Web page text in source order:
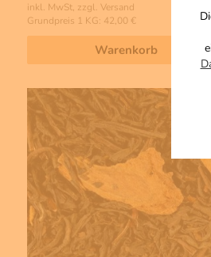
inkl. MwSt, zzgl. Versand
Grundpreis 1 KG: 42,00 €
Warenkorb